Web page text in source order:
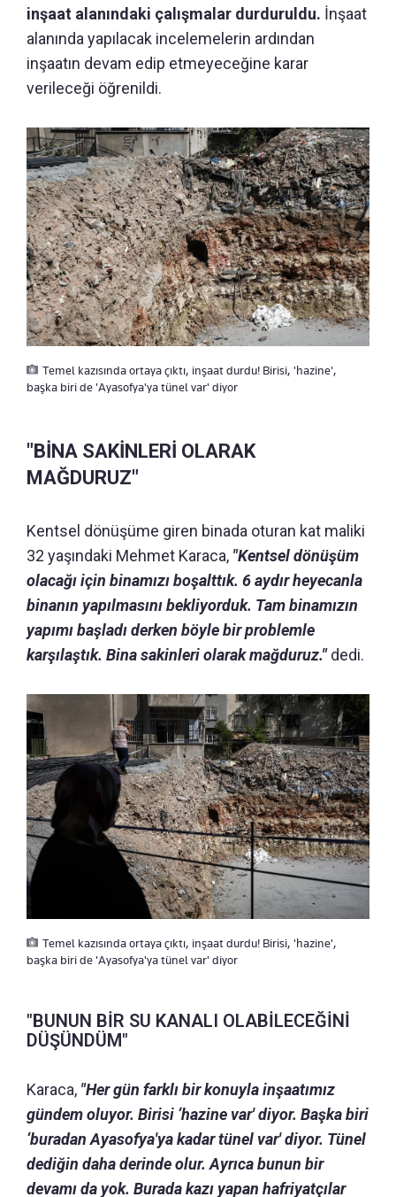
inşaat alanındaki çalışmalar durduruldu. İnşaat
alanında yapılacak incelemelerin ardından
inşaatın devam edip etmeyeceğine karar
verileceği öğrenildi.
Temel kazısında ortaya çıktı, inşaat durdu! Birisi, 'hazine',
başka biri de 'Ayasofya'ya tünel var' diyor
"BİNA SAKİNLERİ OLARAK
MAĞDURUZ"
Kentsel dönüşüme giren binada oturan kat maliki
32 yaşındaki Mehmet Karaca, "Kentsel dönüşüm
olacağı için binamızı boşalttık. 6 aydır heyecanla
binanın yapılmasını bekliyorduk. Tam binamızın
yapımı başladı derken böyle bir problemle
karşılaştık. Bina sakinleri olarak mağduruz."dedi.
Temel kazısında ortaya çıktı, inşaat durdu! Birisi, 'hazine',
başka biri de 'Ayasofya'ya tünel var' diyor
"BUNUN BİR SU KANALI OLABİLECEĞİNİ
DÜŞÜNDÜM"
Karaca, "Her gün farklı bir konuyla inşaatımız
gündem oluyor. Birisi ‘hazine var' diyor. Başka biri
‘buradan Ayasofya'ya kadar tünel var' diyor. Tünel
dediğin daha derinde olur. Ayrıca bunun bir
devamı da yok. Burada kazı yapan hafriyatçılar